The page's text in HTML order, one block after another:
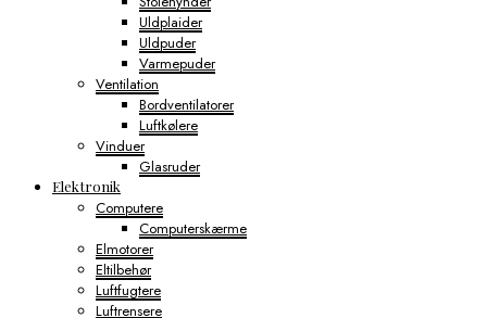
Uldplaider
Uldpuder
Varmepuder
Ventilation
Bordventilatorer
Luftkølere
Vinduer
Glasruder
Elektronik
Computere
Computerskærme
Elmotorer
Eltilbehør
Luftfugtere
Luftrensere